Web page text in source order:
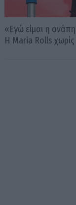
«Εγώ είμαι η
Η Maria Rolls χωρίς